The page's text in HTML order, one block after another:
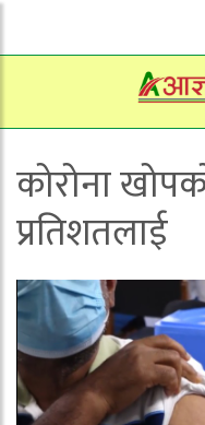
कोरोना
प्रतिशतलाई